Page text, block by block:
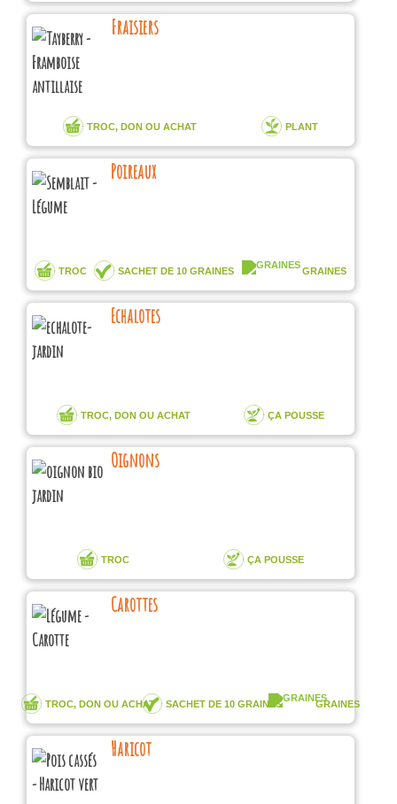
Fraisiers
TROC, DON OU ACHAT PLANT
Poireaux
TROC SACHET DE 10 GRAINES GRAINES
Echalotes
TROC, DON OU ACHAT ÇA POUSSE
Oignons
TROC ÇA POUSSE
Carottes
TROC, DON OU ACHAT SACHET DE 10 GRAINES GRAINES
Haricot